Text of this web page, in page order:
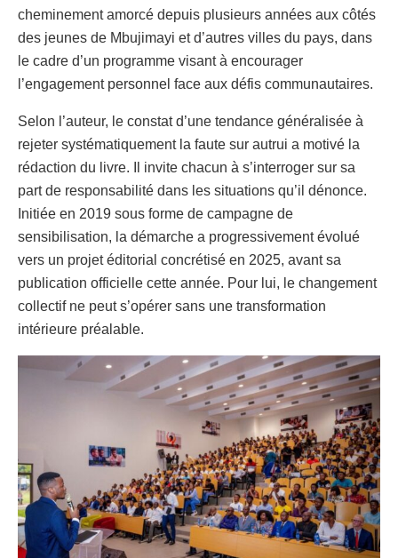
cheminement amorcé depuis plusieurs années aux côtés
des jeunes de Mbujimayi et d’autres villes du pays, dans
le cadre d’un programme visant à encourager
l’engagement personnel face aux défis communautaires.
Selon l’auteur, le constat d’une tendance généralisée à
rejeter systématiquement la faute sur autrui a motivé la
rédaction du livre. Il invite chacun à s’interroger sur sa
part de responsabilité dans les situations qu’il dénonce.
Initiée en 2019 sous forme de campagne de
sensibilisation, la démarche a progressivement évolué
vers un projet éditorial concrétisé en 2025, avant sa
publication officielle cette année. Pour lui, le changement
collectif ne peut s’opérer sans une transformation
intérieure préalable.